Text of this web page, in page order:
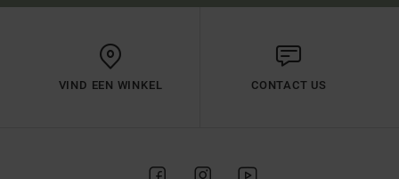
VIND EEN WINKEL CONTACT US